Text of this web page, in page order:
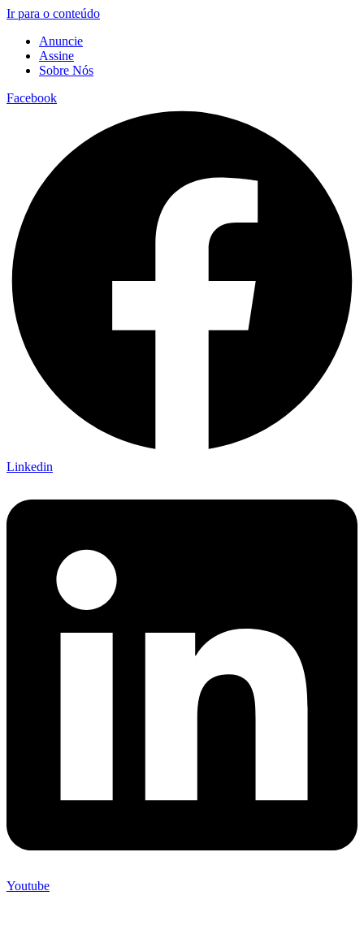
Ir para o conteúdo
Anuncie
Assine
Sobre Nós
Facebook
Linkedin
Youtube